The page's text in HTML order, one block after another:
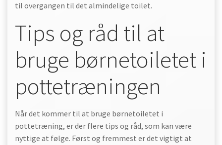
til overgangen til det almindelige toilet.
Tips og råd til at
bruge børnetoiletet i
pottetræningen
Når det kommer til at bruge børnetoiletet i
pottetræning, er der flere tips og råd, som kan være
nyttige at følge. Først og fremmest er det vigtigt at